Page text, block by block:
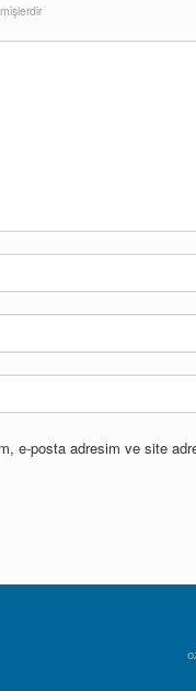
e-posta adresim ve site